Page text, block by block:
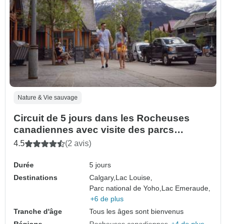
Nature & Vie sauvage
Circuit de 5 jours dans les Rocheuses
canadiennes avec visite des parcs
nationaux de Banff, Jasper et Yoho
4.5 (2 avis)
Durée
5 jours
Destinations
Calgary, Lac Louise,
Parc national de Yoho, Lac Emeraude,
+6 de plus
Tranche d'âge
Tous les âges sont bienvenus